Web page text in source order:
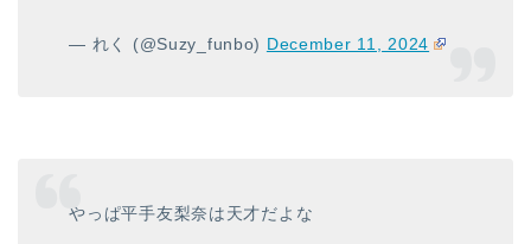
— れく (@Suzy_funbo) December 11, 2024
やっぱ平手友梨奈は天才だよな